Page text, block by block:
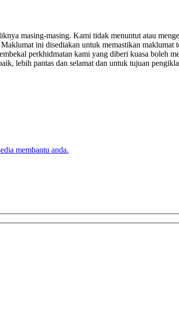
masing-masing. Kami tidak menuntut atau
ini disediakan untuk memastikan
perkhidmatan kami yang diberi kuasa boleh
lebih pantas dan selamat dan untuk tujuan
membantu anda.